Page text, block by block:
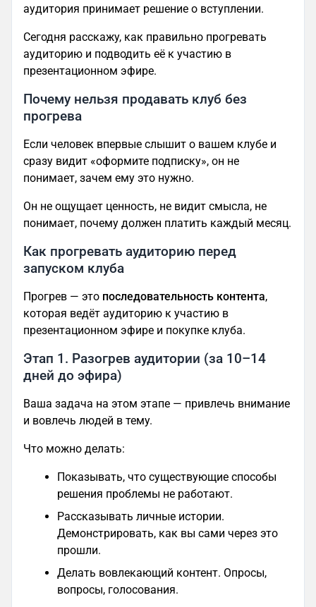
аудитория принимает решение о вступлении.
Сегодня расскажу, как правильно прогревать
аудиторию и подводить её к участию в
презентационном эфире.
Почему нельзя продавать клуб без
прогрева
Если человек впервые слышит о вашем клубе и
сразу видит «оформите подписку», он не
понимает, зачем ему это нужно.
Он не ощущает ценность, не видит смысла, не
понимает, почему должен платить каждый месяц.
Как прогревать аудиторию перед
запуском клуба
Прогрев — это последовательность контента,
которая ведёт аудиторию к участию в
презентационном эфире и покупке клуба.
Этап 1. Разогрев аудитории (за 10–14
дней до эфира)
Ваша задача на этом этапе — привлечь внимание
и вовлечь людей в тему.
Что можно делать:
Показывать, что существующие способы
решения проблемы не работают.
Рассказывать личные истории.
Демонстрировать, как вы сами через это
прошли.
Делать вовлекающий контент. Опросы,
вопросы, голосования.